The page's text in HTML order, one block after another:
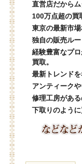
直営店だから
100万点超の買
東京の最新市場
独自の販売ル
経験豊富なプ
買取。
最新トレンド
アンティーク
修理工房がある
下取りのように